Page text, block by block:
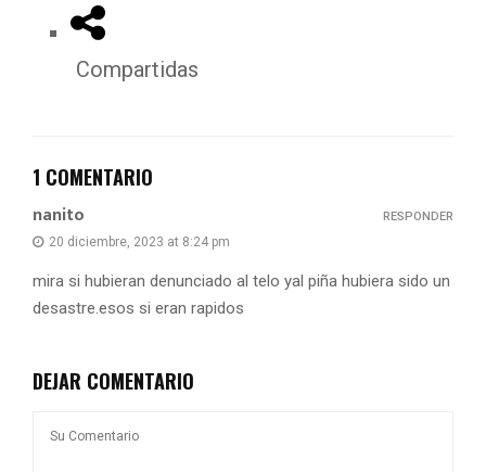
Compartidas
1 COMENTARIO
nanito
20 diciembre, 2023 at 8:24 pm
mira si hubieran denunciado al telo yal piña hubiera sido un
desastre.esos si eran rapidos
RESPONDER
DEJAR COMENTARIO